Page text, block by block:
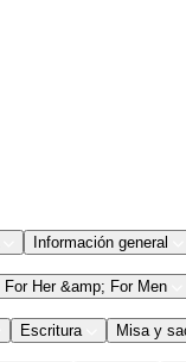
Información general
For Her &amp; For Men
Escritura Misa y